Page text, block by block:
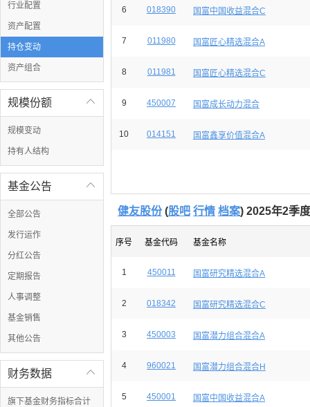
行业配置
资产配置
持仓变动
资产组合

规模份额
规模变动
持有人结构

基金公告
全部公告
发行运作
分红公告
定期报告
人事调整
基金销售
其他公告

财务数据
旗下基金财务指标合计
6 018390 国富中国收益混合C
7 011980 国富匠心精选混合A
8 011981 国富匠心精选混合C
9 450007 国富成长动力混合
10 014151 国富鑫享价值混合A
健友股份(股吧 行情 档案) 2025年2季
序号 基金代码 基金名称
1 450011 国富研究精选混合A
2 018342 国富研究精选混合C
3 450003 国富潜力组合混合A
4 960021 国富潜力组合混合H
5 450001 国富中国收益混合A